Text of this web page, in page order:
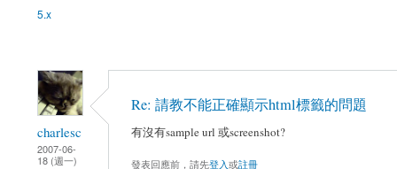
5.x
charlesc
2007-06-
18 (週一)
Re: 請教不能正確顯示html標籤的問題
有沒有sample url 或screenshot?
發表回應前，請先登入或註冊